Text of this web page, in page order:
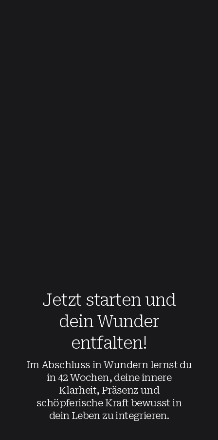
Jetzt starten und
dein Wunder
entfalten!
Im Abschluss in Wundern lernst du
in 42 Wochen, deine innere
Klarheit, Präsenz und
schöpferische Kraft bewusst in
dein Leben zu integrieren.